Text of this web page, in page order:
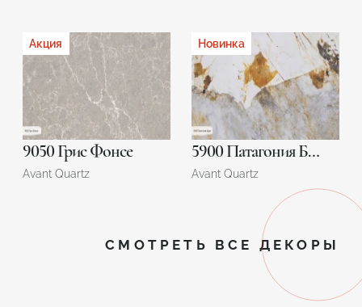
Акция
9050 Грис Фонсе
Avant Quartz
Новинка
5900 Патагония Брив
Avant Quartz
СМОТРЕТЬ ВСЕ ДЕКОРЫ